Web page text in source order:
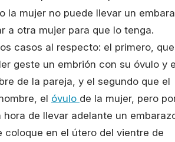
la mujer no puede llevar un
a otra mujer para que lo tenga.
casos al respecto: el primero,
geste un embrión con su óvulo y
de la pareja, y el segundo que el
el óvulo de la mujer, pero
de llevar adelante un
coloque en el útero del vientre de